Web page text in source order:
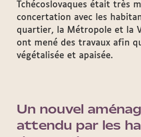
Tchécoslovaques était très
concertation avec les
quartier, la Métropole et la
ont mené des travaux afin
végétalisée et apaisée.
Un nouvel
attendu par les